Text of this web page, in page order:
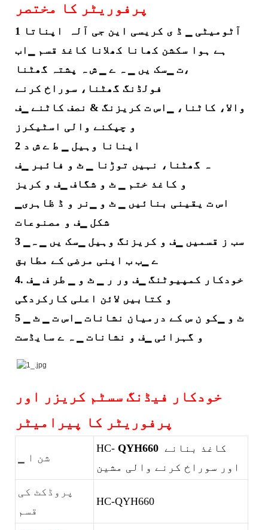
پرفوریٹر کا مختصر
1 آٹومیٹی ▁ ڈ ی کریسی این جی آلہ اپناتا
ہے ہوا سکشن کھانا کھلانا کاغذ قسم ▁اب
ت ▁سک یں ▁ ہ ے ▁ ش ہ پشتہ گھٹنا،
فولڈنگ گھٹنا، سوراخ کرنے
والا، کاٹنا، ▁اس ت کریزنگ & نصف کاٹنے ▁ف
و چپکنے والی اسٹیکرز
2 اپنانا وہیل ▁ ط ے ش د
ہ گھٹنا، نہیں توڑنا ▁ ٹ و فائبر ▁ف
شکل ▁ف و مصنوعات
3 ▁سب ز قسمیں ▁ف و کریزنگ وہیل ▁سک یں ▁ ہ
ے ▁ب ب اپنی مرضی کے مطابق
4. خودکار کمپیوٹنگ ▁ف ور ر ▁ ٹ و ▁ طر ف ▁ف
و کتابیں لائن اعلی کارکردگی
5 ▁ ٹ و ▁کو ن س کے درمیان نشانات ▁اس ت ▁ ٹ
و گہرائی ▁ف و نشانات ▁ ہ ے سایڈست
خودکار فیڈنگ سسٹم کریزر اور
▁ شن ا
HC- QYH660
اور سوراخ کرنے والی مشین
پروڈکٹ کی
قسم
HC-QYH660